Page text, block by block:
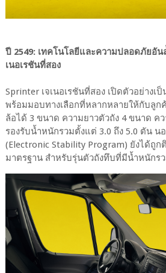
ปี 2549: เทคโนโลยีและความปลอดภัยอั
เนอเรชันที่สอง
Sprinter เจเนอเรชันที่สอง เปิดตัวอย่างเ
พร้อมมอบทางเลือกที่หลากหลายให้กับลูก
ล้อได้ 3 ขนาด ความยาวตัวถัง 4 ขนาด ค
รองรับน้ำหนักรวมตั้งแต่ 3.0 ถึง 5.0 ตัน น
(Electronic Stability Program) ยังได้ถู
มาตรฐาน สำหรับรุ่นตัวถังทึบที่มีน้ำหนักร